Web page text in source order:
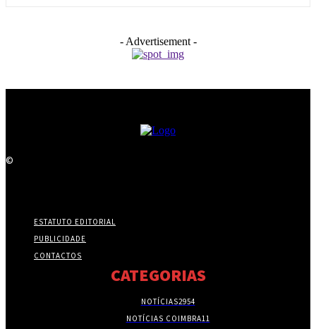
- Advertisement -
©
ESTATUTO EDITORIAL
PUBLICIDADE
CONTACTOS
CATEGORIAS
NOTÍCIAS2954
NOTÍCIAS COIMBRA11